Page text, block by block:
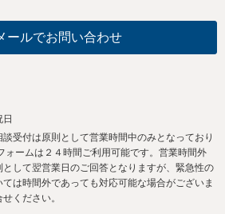
ールでお問い合わせ
日
談受付は原則として営業時間中のみとなっており
ォームは２４時間ご利用可能です。営業時間外
として翌営業日のご回答となりますが、緊急性の
は時間外であっても対応可能な場合がございま
ください。